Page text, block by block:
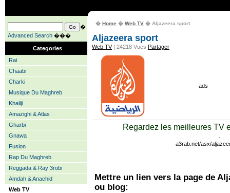
�
Advanced Search ���
Categories
Rai
Chaabi
Charki
Musique Du Maghreb
Khaliji
Amazighi & Atlas
Gharbi
Gnawa
Fusion
Rap Du Maghreb
Reggada & Ray 3robi
Amdah & Anachid
Web TV
� Home � Web TV � Aljazeera sport
Aljazeera sport
Web TV| 24218 Vues Partager
ads
Regardez les meilleures TV
-
a3rab.net/asx/
Mettre un lien vers la page de
ou blog: